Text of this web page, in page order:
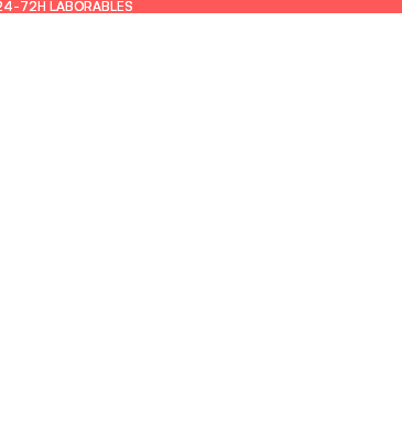
72H LABORABLES
72H LABORABLES